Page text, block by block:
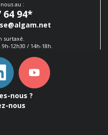
au :
64 94*
surtaxé.
12h30 / 14h-18h.
nous ?
nous